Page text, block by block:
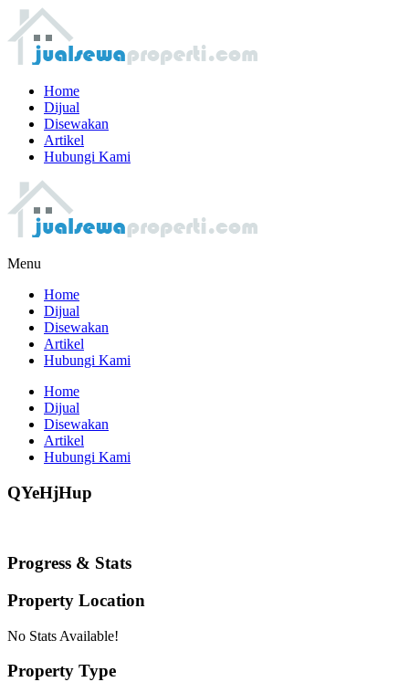
Home
Dijual
Disewakan
Artikel
Hubungi Kami
Menu
Home
Dijual
Disewakan
Artikel
Hubungi Kami
Home
Dijual
Disewakan
Artikel
Hubungi Kami
QYeHjHup
Progress & Stats
Property Location
No Stats Available!
Property Type